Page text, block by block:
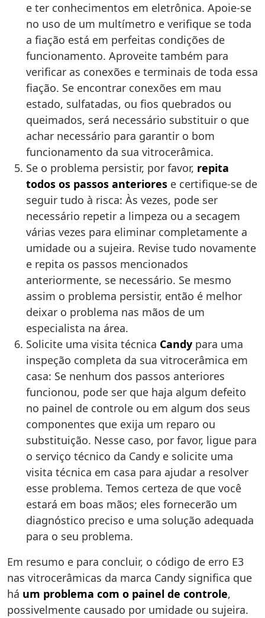
e ter conhecimentos em eletrônica. Apoie-se
no uso de um multímetro e verifique se toda
a fiação está em perfeitas condições de
funcionamento. Aproveite também para
verificar as conexões e terminais de toda essa
fiação. Se encontrar conexões em mau
estado, sulfatadas, ou fios quebrados ou
queimados, será necessário substituir o que
achar necessário para garantir o bom
funcionamento da sua vitrocerâmica.
Se o problema persistir, por favor, repita
todos os passos anteriores e certifique-se de
seguir tudo à risca: Às vezes, pode ser
necessário repetir a limpeza ou a secagem
várias vezes para eliminar completamente a
umidade ou a sujeira. Revise tudo novamente
e repita os passos mencionados
anteriormente, se necessário. Se mesmo
assim o problema persistir, então é melhor
deixar o problema nas mãos de um
especialista na área.
Solicite uma visita técnica Candy para uma
inspeção completa da sua vitrocerâmica em
casa: Se nenhum dos passos anteriores
funcionou, pode ser que haja algum defeito
no painel de controle ou em algum dos seus
componentes que exija um reparo ou
substituição. Nesse caso, por favor, ligue para
o serviço técnico da Candy e solicite uma
visita técnica em casa para ajudar a resolver
esse problema. Temos certeza de que você
estará em boas mãos; eles fornecerão um
diagnóstico preciso e uma solução adequada
para o seu problema.
Em resumo e para concluir, o código de erro E3
nas vitrocerâmicas da marca Candy significa que
há um problema com o painel de controle,
possivelmente causado por umidade ou sujeira.